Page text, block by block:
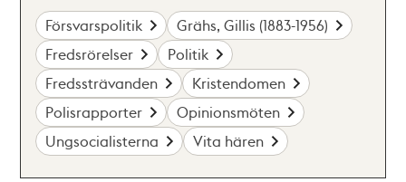
Försvarspolitik
Grähs, Gillis (1883-1956)
Fredsrörelser
Politik
Fredssträvanden
Kristendomen
Polisrapporter
Opinionsmöten
Ungsocialisterna
Vita hären